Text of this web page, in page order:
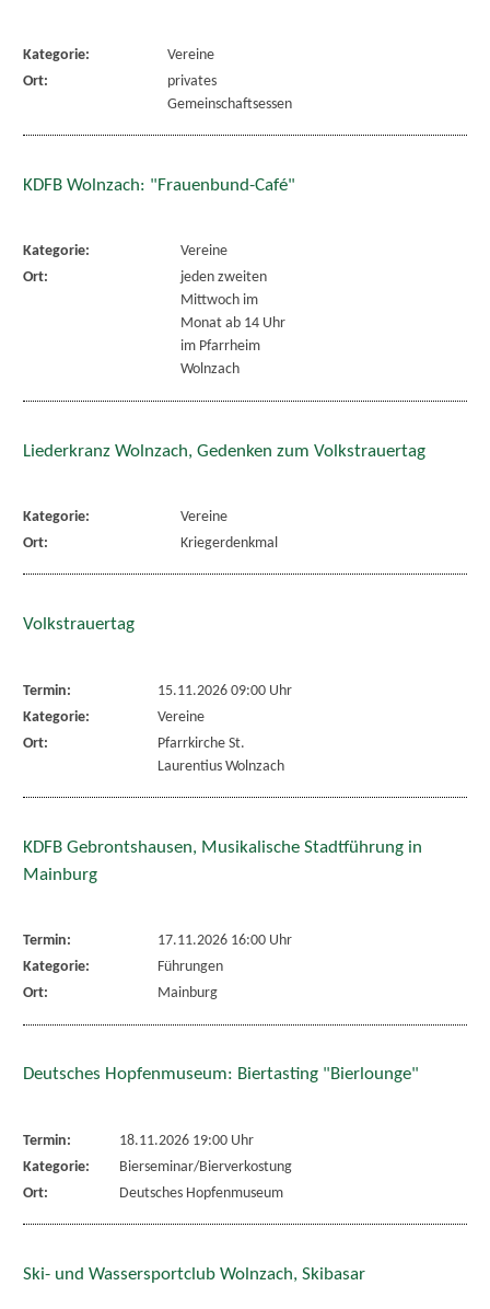
Kategorie:
Vereine
Ort:
privates
Gemeinschaftsessen
KDFB Wolnzach: "Frauenbund-Café"
Kategorie:
Vereine
Ort:
jeden zweiten
Mittwoch im
Monat ab 14 Uhr
im Pfarrheim
Wolnzach
Liederkranz Wolnzach, Gedenken zum Volkstrauertag
Kategorie:
Vereine
Ort:
Kriegerdenkmal
Volkstrauertag
Termin:
15.11.2026 09:00 Uhr
Kategorie:
Vereine
Ort:
Pfarrkirche St.
Laurentius Wolnzach
KDFB Gebrontshausen, Musikalische Stadtführung in
Mainburg
Termin:
17.11.2026 16:00 Uhr
Kategorie:
Führungen
Ort:
Mainburg
Deutsches Hopfenmuseum: Biertasting "Bierlounge"
Termin:
18.11.2026 19:00 Uhr
Kategorie:
Bierseminar/Bierverkostung
Ort:
Deutsches Hopfenmuseum
Ski- und Wassersportclub Wolnzach, Skibasar